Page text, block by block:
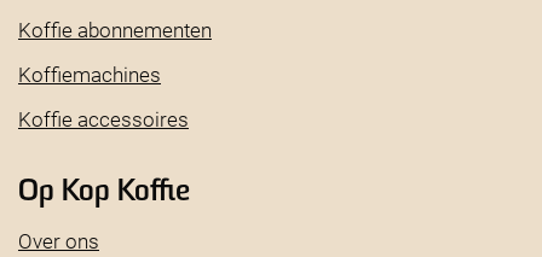
Koffie abonnementen
Koffiemachines
Koffie accessoires
Op Kop Koffie
Over ons